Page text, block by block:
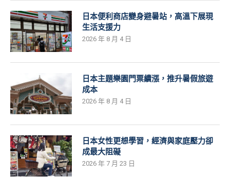
日本便利商店變身避暑站，高溫下展現
生活支援力
2026 年 8 月 4 日
日本主題樂園門票續漲，推升暑假旅遊
成本
2026 年 8 月 4 日
日本女性更想學習，經濟與家庭壓力卻
成最大阻礙
2026 年 7 月 23 日